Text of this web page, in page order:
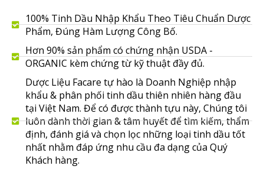
100% Tinh Dầu Nhập Khẩu Theo Tiêu Chuẩn Dược
Phẩm, Đúng Hàm Lượng Công Bố.
Hơn 90% sản phẩm có chứng nhận USDA -
ORGANIC kèm chứng từ kỹ thuật đầy đủ.
Dược Liệu Facare tự hào là Doanh Nghiệp nhập
khẩu & phân phối tinh dầu thiên nhiên hàng đầu
tại Việt Nam. Để có được thành tựu này, Chúng tôi
luôn dành thời gian & tâm huyết để tìm kiếm, thẩm
định, đánh giá và chọn lọc những loại tinh dầu tốt
nhất nhằm đáp ứng nhu cầu đa dạng của Quý
Khách hàng.